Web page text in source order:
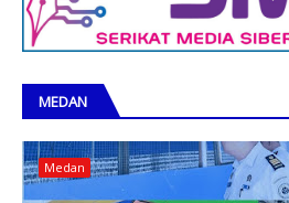
MEDAN
Medan